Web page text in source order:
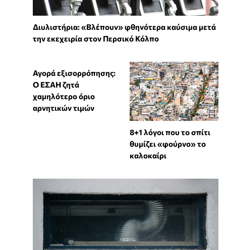
Διυλιστήρια: «Βλέπουν» φθηνότερα καύσιμα μετά
την εκεχειρία στον Περσικό Κόλπο
Αγορά εξισορρόπησης:
Ο ΕΣΑΗ ζητά
χαμηλότερο όριο
αρνητικών τιμών
8+1 λόγοι που το σπίτι
θυμίζει «φούρνο» το
καλοκαίρι